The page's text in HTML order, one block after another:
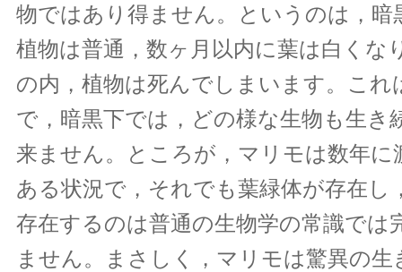
物ではあり得ません。というのは，暗
植物は普通，数ヶ月以内に葉は白くな
の内，植物は死んでしまいます。これ
で，暗黒下では，どの様な生物も生き
来ません。ところが，マリモは数年に
ある状況で，それでも葉緑体が存在し
存在するのは普通の生物学の常識では
ません。まさしく，マリモは驚異の生